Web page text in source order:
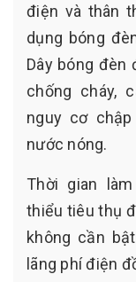
điện và thân
dụng bóng
Dây bóng đèn
chống cháy,
nguy cơ
nước nóng.
Thời gian
thiểu tiêu thụ
không cần
lãng phí điện